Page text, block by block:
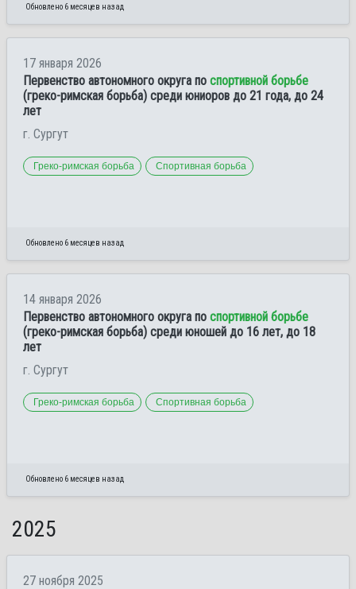
Обновлено 6 месяцев назад
17 января 2026
Первенство автономного округа по спортивной борьбе
(греко-римская борьба) среди юниоров до 21 года, до 24
лет
г. Сургут
Греко-римская борьба Спортивная борьба
Обновлено 6 месяцев назад
14 января 2026
Первенство автономного округа по спортивной борьбе
(греко-римская борьба) среди юношей до 16 лет, до 18
лет
г. Сургут
Греко-римская борьба Спортивная борьба
Обновлено 6 месяцев назад
2025
27 ноября 2025